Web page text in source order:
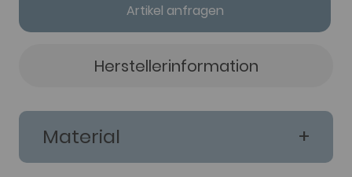
Artikel anfragen
Herstellerinformation
Material